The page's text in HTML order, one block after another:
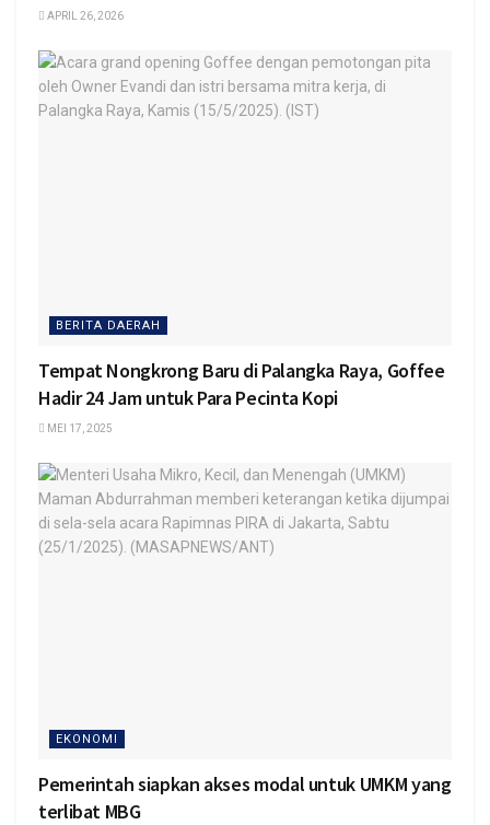
APRIL 26, 2026
BERITA DAERAH
Tempat Nongkrong Baru di Palangka Raya, Goffee
Hadir 24 Jam untuk Para Pecinta Kopi
MEI 17, 2025
EKONOMI
Pemerintah siapkan akses modal untuk UMKM yang
terlibat MBG